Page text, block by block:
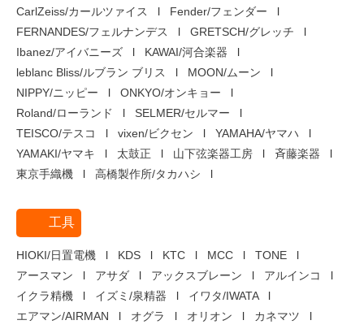
CarlZeiss/カールツァイス
Fender/フェンダー
FERNANDES/フェルナンデス
GRETSCH/グレッチ
Ibanez/アイバニーズ
KAWAI/河合楽器
leblanc Bliss/ルブラン ブリス
MOON/ムーン
NIPPY/ニッピー
ONKYO/オンキョー
Roland/ローランド
SELMER/セルマー
TEISCO/テスコ
vixen/ビクセン
YAMAHA/ヤマハ
YAMAKI/ヤマキ
太鼓正 山下弦楽器工房
斉藤楽器
東京手織機
高橋製作所/タカハシ
工具
HIOKI/日置電機 KDS KTC MCC
TONE
アースマン
アサダ アックスブレーン
アルインコ
イクラ精機
イズミ/泉精器
イワタ/IWATA
エアマン/AIRMAN
オグラ オリオン
カネマツ